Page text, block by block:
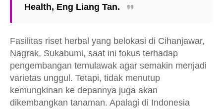
Health, Eng Liang Tan.
Fasilitas riset herbal yang belokasi di Cihanjawar,
Nagrak, Sukabumi, saat ini fokus terhadap
pengembangan temulawak agar semakin menjadi
varietas unggul. Tetapi, tidak menutup
kemungkinan ke depannya juga akan
dikembangkan tanaman. Apalagi di Indonesia